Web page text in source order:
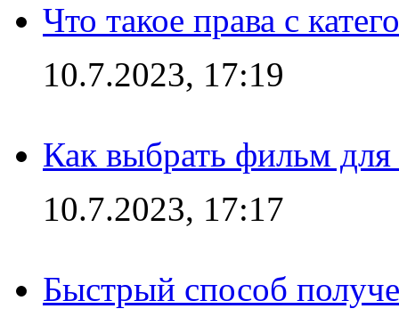
Что такое права с
10.7.2023, 17:19
Как выбрать фильм для
10.7.2023, 17:17
Быстрый способ